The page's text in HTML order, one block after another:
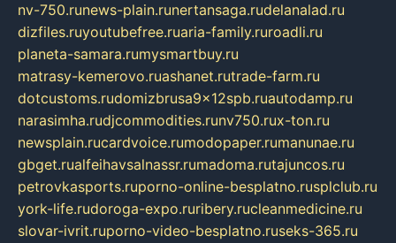
nv-750.runews-plain.runertansaga.rudelanalad.ru
dizfiles.ruyoutubefree.ruaria-family.ruroadli.ru
planeta-samara.rumysmartbuy.ru
matrasy-kemerovo.ruashanet.rutrade-farm.ru
dotcustoms.rudomizbrusa9x12spb.ruautodamp.ru
narasimha.rudjcommodities.runv750.rux-ton.ru
newsplain.rucardvoice.rumodopaper.rumanunae.ru
gbget.rualfeihavsalnassr.rumadoma.rutajuncos.ru
petrovkasports.ruporno-online-besplatno.rusplclub.ru
york-life.rudoroga-expo.ruribery.rucleanmedicine.ru
slovar-ivrit.ruporno-video-besplatno.ruseks-365.ru